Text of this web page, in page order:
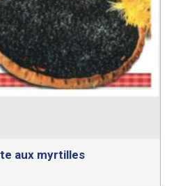
aux myrtilles